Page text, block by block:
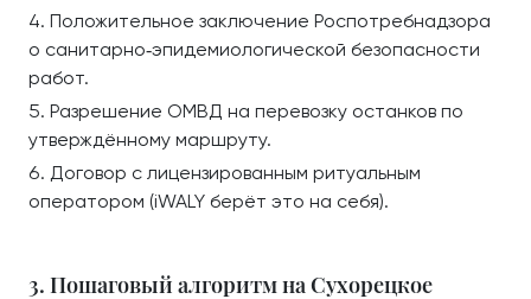
Положительное заключение Роспотребнадзора
о санитарно‑эпидемиологической безопасности
работ.
Разрешение ОМВД на перевозку останков по
утверждённому маршруту.
Договор с лицензированным ритуальным
оператором (iWALY берёт это на себя).
3. Пошаговый алгоритм на Сухорецкое